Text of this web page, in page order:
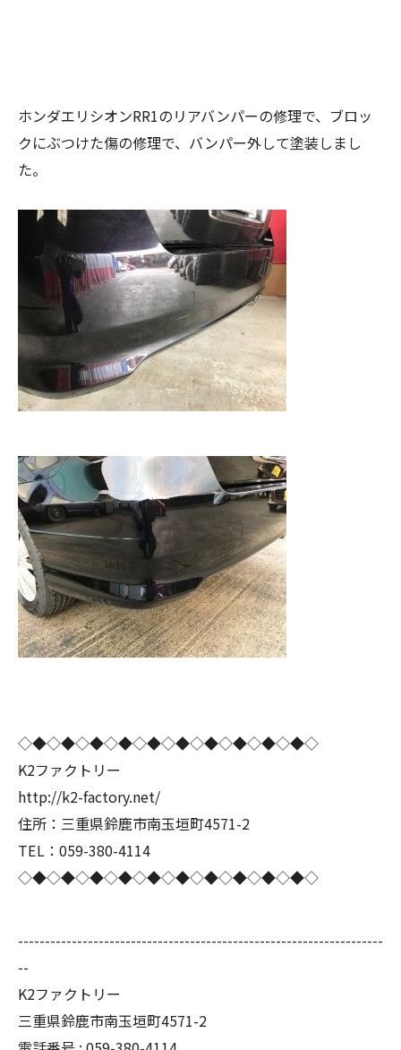
ホンダエリシオンRR1のリアバンパーの修理で、ブロッ
クにぶつけた傷の修理で、バンパー外して塗装しまし
た。
◇◆◇◆◇◆◇◆◇◆◇◆◇◆◇◆◇◆◇◆◇
K2ファクトリー
http://k2-factory.net/
住所：三重県鈴鹿市南玉垣町4571-2
TEL：059-380-4114
◇◆◇◆◇◆◇◆◇◆◇◆◇◆◇◆◇◆◇◆◇
--------------------------------------------------------------------
--
K2ファクトリー
三重県鈴鹿市南玉垣町4571-2